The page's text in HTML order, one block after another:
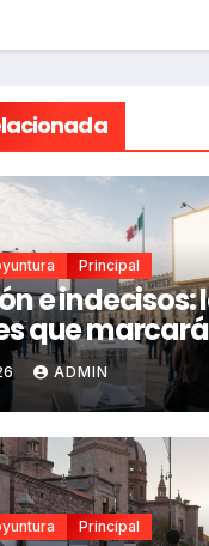
Principal
e indecisos:
que
en San Luis
ADMIN
Principal